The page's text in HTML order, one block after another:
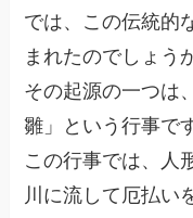
では、この伝統的
まれたのでしょう
その起源の一つは
雛」という行事で
この行事では、人
川に流して厄払い